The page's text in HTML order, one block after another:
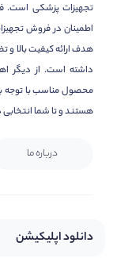
تجهیزات پزشکی است.
اطمینان در فروش
هدف ارائه کیفیت بالا و
داشته است. از دیگر
محصول مناسب با توجه به
هستند و تا شما
درباره ما
دانلود اپلیکیشن